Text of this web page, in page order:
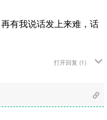
有我说话发上来难，话
打开回复 (1)